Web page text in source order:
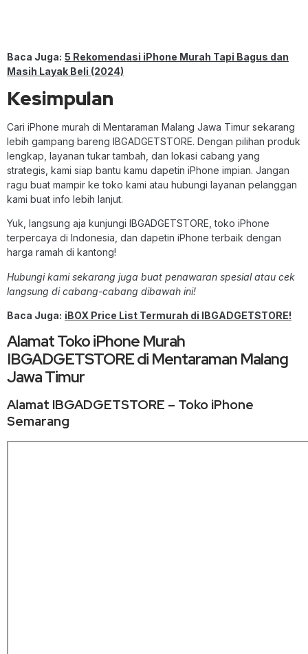
Baca Juga: 5 Rekomendasi iPhone Murah Tapi Bagus dan
Masih Layak Beli (2024)
Kesimpulan
Cari iPhone murah di Mentaraman Malang Jawa Timur sekarang
lebih gampang bareng IBGADGETSTORE. Dengan pilihan produk
lengkap, layanan tukar tambah, dan lokasi cabang yang
strategis, kami siap bantu kamu dapetin iPhone impian. Jangan
ragu buat mampir ke toko kami atau hubungi layanan pelanggan
kami buat info lebih lanjut.
Yuk, langsung aja kunjungi IBGADGETSTORE, toko iPhone
terpercaya di Indonesia, dan dapetin iPhone terbaik dengan
harga ramah di kantong!
Hubungi kami sekarang juga buat penawaran spesial atau cek
langsung di cabang-cabang dibawah ini!
Baca Juga: iBOX Price List Termurah di IBGADGETSTORE!
Alamat Toko iPhone Murah
IBGADGETSTORE di Mentaraman Malang
Jawa Timur
Alamat IBGADGETSTORE – Toko iPhone
Semarang